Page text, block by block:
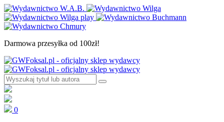
Darmowa przesyłka od 100zł!
0